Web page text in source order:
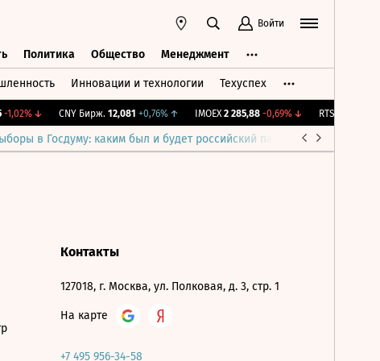
Войти
Политика Общество Менеджмент
Инновации и технологии Техуспех
↓ CNY Бирж. 12,081 +0,76%↑ IMOEX 2 285,88 -0,69%↓ RTSI 884,56
в Госдуму: каким был и будет российский парламент
Контакты
127018, г. Москва, ул. Полковая, д. 3, стр. 1
На карте
+7 495 956-34-58